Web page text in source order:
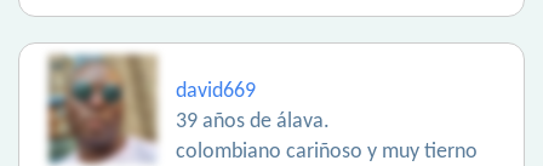
david669
39 años de álava.
colombiano cariñoso y muy tierno